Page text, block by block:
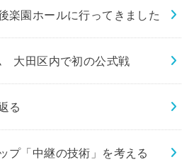
楽園ホールに行ってきました
大田区内で初の公式戦
る
プ「中継の技術」を考える